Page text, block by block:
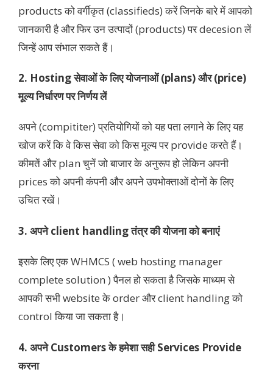
products को वर्गीकृत (classifieds) करें जिनके बारे में आपको
जानकारी है और फिर उन उत्पादों (products) पर decesion लें
जिन्हें आप संभाल सकते हैं।
2. Hosting सेवाओं के लिए योजनाओं (plans) और (price)
मूल्य निर्धारण पर निर्णय लें
अपने (compititer) प्रतियोगियों को यह पता लगाने के लिए यह
खोज करें कि वे किस सेवा को किस मूल्य पर provide करते हैं।
कीमतें और plan चुनें जो बाजार के अनुरूप हो लेकिन अपनी
prices को अपनी कंपनी और अपने उपभोक्ताओं दोनों के लिए
उचित रखें।
3. अपने client handling तंत्र की योजना को बनाएं
इसके लिए एक WHMCS ( web hosting manager
complete solution ) पैनल हो सकता है जिसके माध्यम से
आपकी सभी website के order और client handling को
control किया जा सकता है।
4. अपने Customers के हमेशा सही Services Provide
करना